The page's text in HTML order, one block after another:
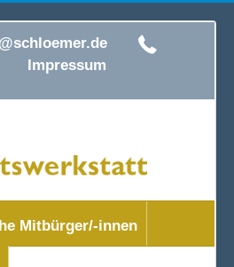
Impressum
Mitbürger/-innen